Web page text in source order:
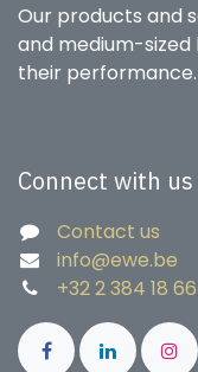
Our products and
and medium-sized
their performance.
Connect with us
Contact us
info@ewe.be
+32 2 384 18 66